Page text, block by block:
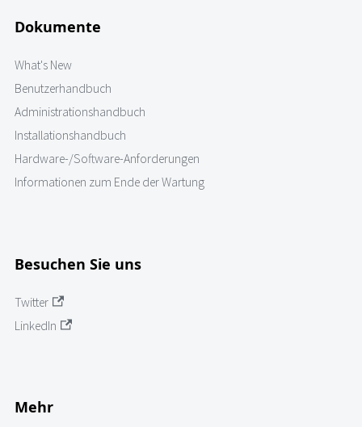
Dokumente
What's New
Benutzerhandbuch
Administrationshandbuch
Installationshandbuch
Hardware-/Software-Anforderungen
Informationen zum Ende der Wartung
Besuchen Sie uns
Twitter
LinkedIn
Mehr